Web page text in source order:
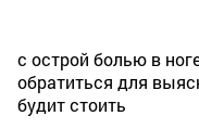
с острой болью в
обратиться для
будит стоить